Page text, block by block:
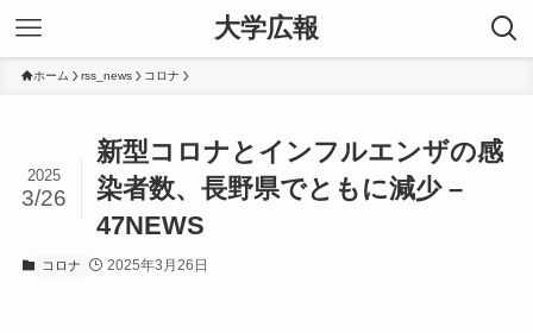
大学広報
ホーム rss_news コロナ
新型コロナとインフルエンザの感
染者数、長野県でともに減少 –
47NEWS
2025
3/26
コロナ 2025年3月26日